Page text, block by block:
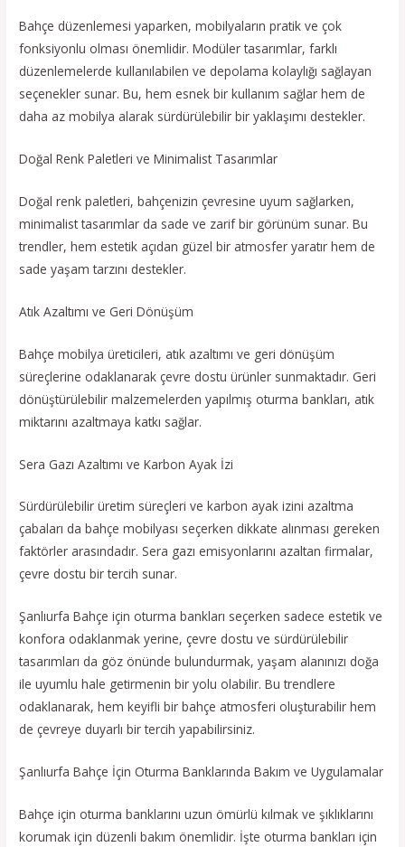
Bahçe düzenlemesi yaparken, mobilyaların pratik ve çok
fonksiyonlu olması önemlidir. Modüler tasarımlar, farklı
düzenlemelerde kullanılabilen ve depolama kolaylığı sağlayan
seçenekler sunar. Bu, hem esnek bir kullanım sağlar hem de
daha az mobilya alarak sürdürülebilir bir yaklaşımı destekler.
Doğal Renk Paletleri ve Minimalist Tasarımlar
Doğal renk paletleri, bahçenizin çevresine uyum sağlarken,
minimalist tasarımlar da sade ve zarif bir görünüm sunar. Bu
trendler, hem estetik açıdan güzel bir atmosfer yaratır hem de
sade yaşam tarzını destekler.
Atık Azaltımı ve Geri Dönüşüm
Bahçe mobilya üreticileri, atık azaltımı ve geri dönüşüm
süreçlerine odaklanarak çevre dostu ürünler sunmaktadır. Geri
dönüştürülebilir malzemelerden yapılmış oturma bankları, atık
miktarını azaltmaya katkı sağlar.
Sera Gazı Azaltımı ve Karbon Ayak İzi
Sürdürülebilir üretim süreçleri ve karbon ayak izini azaltma
çabaları da bahçe mobilyası seçerken dikkate alınması gereken
faktörler arasındadır. Sera gazı emisyonlarını azaltan firmalar,
çevre dostu bir tercih sunar.
Şanlıurfa Bahçe için oturma bankları seçerken sadece estetik ve
konfora odaklanmak yerine, çevre dostu ve sürdürülebilir
tasarımları da göz önünde bulundurmak, yaşam alanınızı doğa
ile uyumlu hale getirmenin bir yolu olabilir. Bu trendlere
odaklanarak, hem keyifli bir bahçe atmosferi oluşturabilir hem
de çevreye duyarlı bir tercih yapabilirsiniz.
Şanlıurfa Bahçe İçin Oturma Banklarında Bakım ve Uygulamalar
Bahçe için oturma banklarını uzun ömürlü kılmak ve şıklıklarını
korumak için düzenli bakım önemlidir. İşte oturma bankları için